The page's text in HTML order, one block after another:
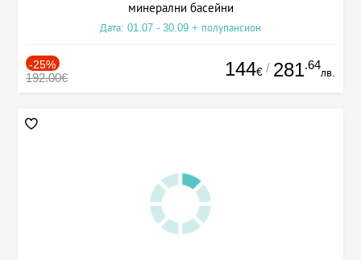
минерални басейни
Дата: 01.07 - 30.09 + полупансион
-25%
192.00€ 144€ / 281.64
лв.